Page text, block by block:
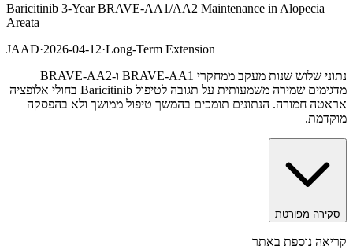
Baricitinib 3-Year BRAVE-AA1/AA2 Maintenance in Alopecia
Areata
JAAD·2026-04-12·Long-Term Extension
נתוני שלוש שנות מעקב ממחקרי BRAVE-AA1 ו-BRAVE-AA2
מדגימים שמירה משמעותית על תגובה לטיפול Baricitinib בחולי אלופציה
אראטה חמורה. הנתונים תומכים בהמשך טיפול ממושך ולא בהפסקה
מוקדמת.
סקירה מפורטת
קריאה נוספת באתר